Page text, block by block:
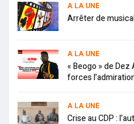
A LA UNE
Arrêter de
A LA UNE
« Beogo » de
forces
A LA UNE
Crise au CDP :